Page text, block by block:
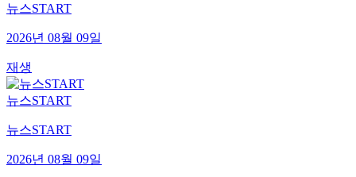
뉴스START
2026년 08월 09일
재생
뉴스START
뉴스START
2026년 08월 09일